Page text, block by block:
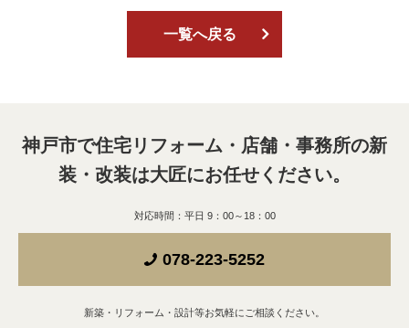
一覧へ戻る
神戸市で住宅リフォーム・店舗・事務所の新
装・改装は大匠にお任せください。
対応時間：平日 9：00～18：00
078-223-5252
新築・リフォーム・設計等お気軽にご相談ください。